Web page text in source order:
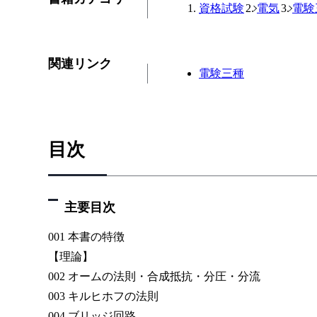
資格試験 電気 電
関連リンク
電験三種
目次
主要目次
001 本書の特徴
【理論】
002 オームの法則・合成抵抗・分圧・分流
003 キルヒホフの法則